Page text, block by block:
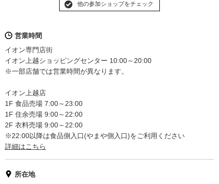
他の参加ショップをチェック
営業時間
イオン専門店街
イオン上越ショッピングセンター 10:00～20:00
※一部店舗では営業時間が異なります。
イオン上越店
1F 食品売場 7:00～23:00
1F 住余売場 9:00～22:00
2F 衣料売場 9:00～22:00
※22:00以降は食品側入口(やまや側入口)をご利用ください
詳細はこちら
所在地